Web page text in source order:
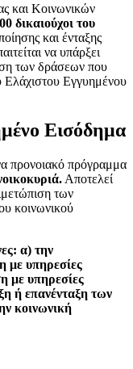
και Κοινωνικών
δικαιούχοι του
και ένταξης
να υπάρξει
των δράσεων που
Ελάχιστου Εγγυημένου
Εισόδημα
προνοιακό πρόγραμμα
Αποτελεί
των
κοινωνικού
α) την
με υπηρεσίες
με υπηρεσίες
ή επανένταξη των
κοινωνική